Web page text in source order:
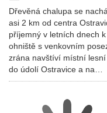
Dřevěná chalupa se
asi 2 km od centra
příjemný v letních dnech
ohniště s venkovním
zrána navštíví místní
do údolí Ostravice a na…